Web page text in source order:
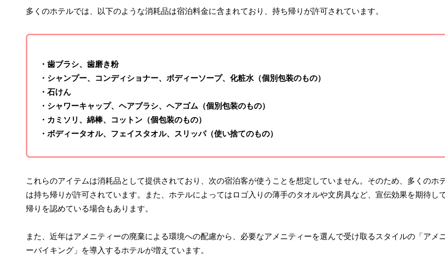
多くのホテルでは、以下のような消耗品は宿泊料金に含まれており、持ち帰りが許可されています。
・歯ブラシ、歯磨き粉
・シャンプー、コンディショナー、ボディーソープ、化粧水（個別包装のもの）
・石けん
・シャワーキャップ、ヘアブラシ、ヘアゴム（個別包装のもの）
・カミソリ、綿棒、コットン（個包装のもの）
・ボディータオル、フェイスタオル、スリッパ（使い捨てのもの）
これらのアイテムは消耗品として提供されており、次の宿泊客が使うことを想定していません。そのため、多くのホ
は持ち帰りが許可されています。また、ホテルによってはロゴ入りの薄手のタオルや文房具など、宣伝効果を期待し
帰りを認めている場合もあります。
また、近年はアメニティーの廃棄による環境への配慮から、必要なアメニティーを選んで受け取るスタイルの「アメ
ーバイキング」を導入するホテルが増えています。